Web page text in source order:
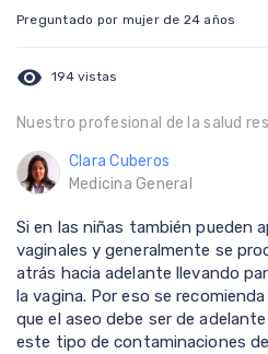
Preguntado por mujer de 24 años
visibility 194 vistas
Nuestro profesional de la salud
Clara Cuberos
Medicina General
Si en las niñas también pueden
vaginales y generalmente se
atrás hacia adelante llevando
la vagina. Por eso se
que el aseo debe ser de
este tipo de contaminaciones